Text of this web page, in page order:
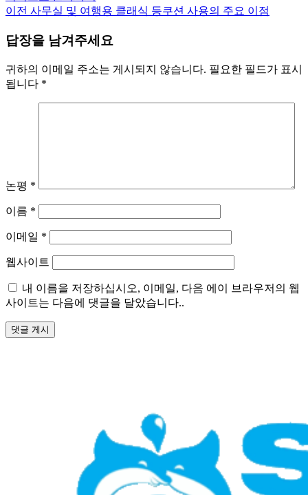
이전 사무실 및 여행용 클래식 등쿠션 사용의 주요 이점
답장을 남겨주세요
귀하의 이메일 주소는 게시되지 않습니다. 필요한 필드가 표시
됩니다 *
논평 *
이름 *
이메일 *
웹사이트
내 이름을 저장하십시오, 이메일, 다음 에이 브라우저의 웹
사이트는 다음에 댓글을 달았습니다..